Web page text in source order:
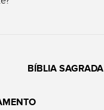
BÍBLIA SAGRADA